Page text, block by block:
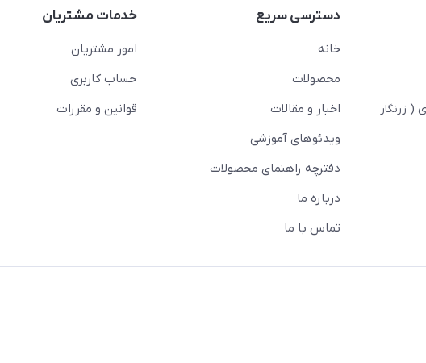
( زرنگار
دسترسی سریع
خانه
محصولات
اخبار و مقالات
ویدئو‌های آموزشی
دفترچه راهنمای محصولات
درباره ما
تماس با ما
خدمات مشتریان
امور مشتریان
حساب کاربری
قوانین و مقررات